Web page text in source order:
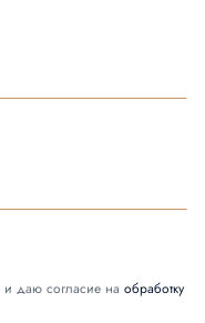
и даю согласие на обработку